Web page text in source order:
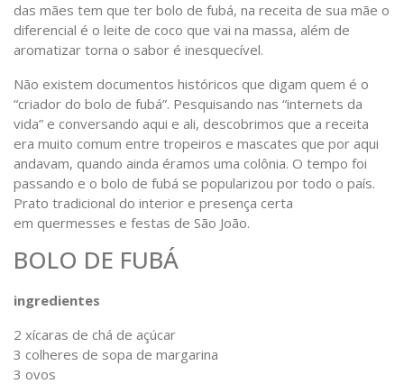
das mães tem que ter bolo de fubá, na receita de sua mãe o
diferencial é o leite de coco que vai na massa, além de
aromatizar torna o sabor é inesquecível.
Não existem documentos históricos que digam quem é o
“criador do bolo de fubá”. Pesquisando nas “internets da
vida” e conversando aqui e ali, descobrimos que a receita
era muito comum entre tropeiros e mascates que por aqui
andavam, quando ainda éramos uma colônia. O tempo foi
passando e o bolo de fubá se popularizou por todo o país.
Prato tradicional do interior e presença certa
em quermesses e festas de São João.
BOLO DE FUBÁ
ingredientes
2 xícaras de chá de açúcar
3 colheres de sopa de margarina
3 ovos